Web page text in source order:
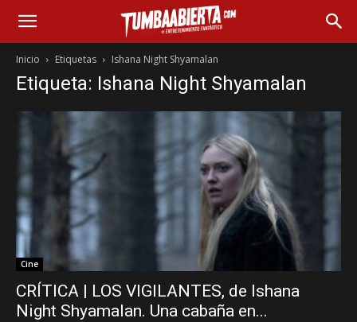
Inicio Etiquetas Ishana Night Shyamalan
Etiqueta: Ishana Night Shyamalan
Cine
CRÍTICA | LOS VIGILANTES, de Ishana
Night Shyamalan. Una cabaña en...